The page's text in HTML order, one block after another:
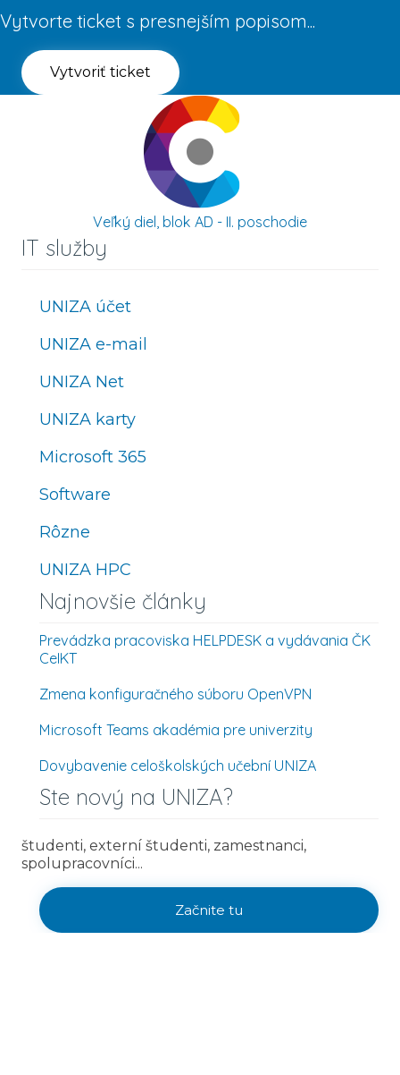
Vytvorte ticket s presnejším popisom...
Vytvoriť ticket
Veľký diel, blok AD - II. poschodie
IT služby
UNIZA účet
UNIZA e-mail
UNIZA Net
UNIZA karty
Microsoft 365
Software
Rôzne
UNIZA HPC
Najnovšie články
Prevádzka pracoviska HELPDESK a vydávania ČK
CeIKT
Zmena konfiguračného súboru OpenVPN
Microsoft Teams akadémia pre univerzity
Dovybavenie celoškolských učební UNIZA
Ste nový na UNIZA?
študenti, externí študenti, zamestnanci,
spolupracovníci...
Začnite tu